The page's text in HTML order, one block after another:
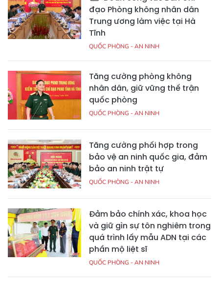
đạo Phòng không nhân dân
Trung ương làm việc tại Hà
Tĩnh
QUỐC PHÒNG - AN NINH
Tăng cường phòng không
nhân dân, giữ vững thế trận
quốc phòng
QUỐC PHÒNG - AN NINH
Tăng cường phối hợp trong
bảo vệ an ninh quốc gia, đảm
bảo an ninh trật tự
QUỐC PHÒNG - AN NINH
Đảm bảo chính xác, khoa học
và giữ gìn sự tôn nghiêm trong
quá trình lấy mẫu ADN tại các
phần mộ liệt sĩ
QUỐC PHÒNG - AN NINH